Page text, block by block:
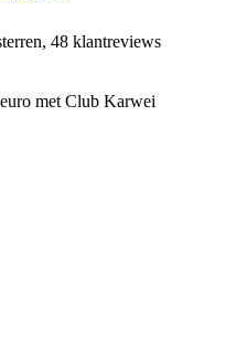
48 klantreviews
met Club Karwei